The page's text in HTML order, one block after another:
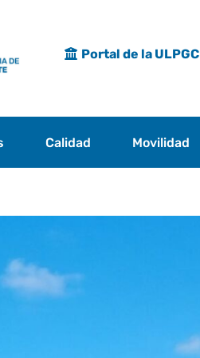
Portal de la ULPGC
Calidad Movilidad